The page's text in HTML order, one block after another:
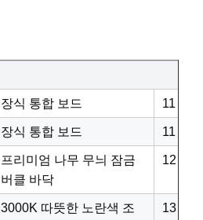
장식 통합 보드 11
장식 통합 보드 11
프리미엄 나무 무늬 잠금
버클 바닥
12
3000K 따뜻한 노란색 조
13